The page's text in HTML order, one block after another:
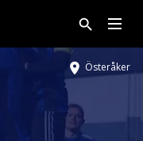
Österåker